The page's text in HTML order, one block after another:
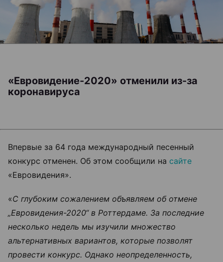
«Евровидение-2020» отменили из-за
коронавируса
Впервые за 64 года международный песенный
конкурс отменен. Об этом сообщили на сайте
«Евровидения».
«С глубоким сожалением объявляем об отмене
„Евровидения-2020“ в Роттердаме. За последние
несколько недель мы изучили множество
альтернативных вариантов, которые позволят
провести конкурс. Однако неопределенность,